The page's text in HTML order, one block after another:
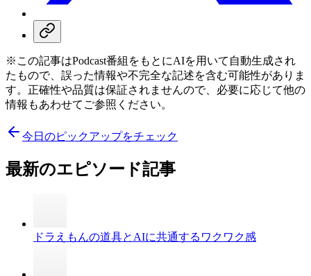
※この記事はPodcast番組をもとにAIを用いて自動生成され
たもので、誤った情報や不完全な記述を含む可能性がありま
す。正確性や品質は保証されませんので、必要に応じて他の
情報もあわせてご参照ください。
今日のピックアップをチェック
最新のエピソード記事
ドラえもんの道具とAIに共通するワクワク感